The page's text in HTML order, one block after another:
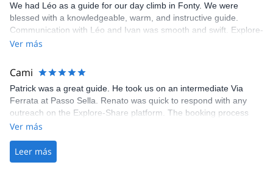
We had Léo as a guide for our day climb in Fonty. We were
blessed with a knowledgeable, warm, and instructive guide.
Communication with Léo and Ivan was smooth and swift. Explore-
Share was excellent in arranging everything for our day climb.
making our adventure stress-free.
Ver más
Cami
Patrick was a great guide. He took us on an intermediate Via
Ferrata at Passo Sella. Renato was quick to respond with any
outreach on the Explore-Share platform. The booking process
was straightforward, and once Patrick was confirmed, all went
the platform.
Ver más
Leer más